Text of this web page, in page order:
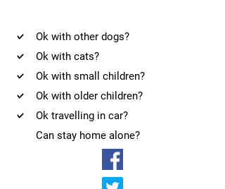
Ok with other dogs?
Ok with cats?
Ok with small children?
Ok with older children?
Ok travelling in car?
Can stay home alone?